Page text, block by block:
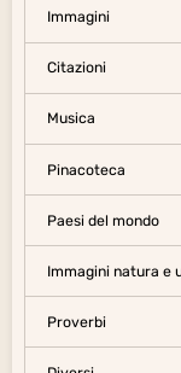
Immagini
Citazioni
Musica
Pinacoteca
Paesi del mondo
Immagini natura e
Proverbi